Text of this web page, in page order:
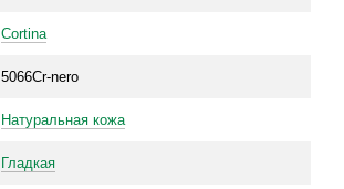
Cortina
5066Cr-nero
Натуральная кожа
Гладкая